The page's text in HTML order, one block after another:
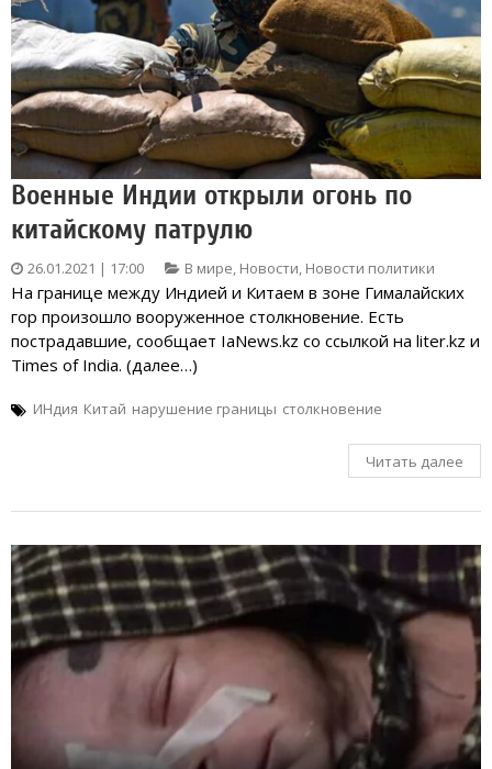
Военные Индии открыли огонь по
китайскому патрулю
26.01.2021 | 17:00 В мире, Новости, Новости политики
На границе между Индией и Китаем в зоне Гималайских
гор произошло вооруженное столкновение. Есть
пострадавшие, сообщает IaNews.kz со ссылкой на liter.kz и
Times of India. (далее…)
ИНдия Китай нарушение границы столкновение
Читать далее